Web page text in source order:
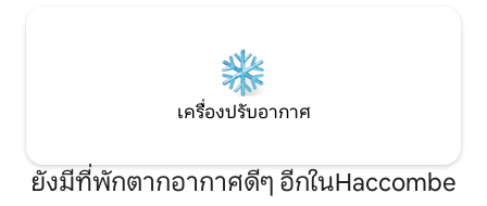
เครื่องปรับอากาศ
ยังมีที่พักตากอากาศดีๆ อีกในHaccombe